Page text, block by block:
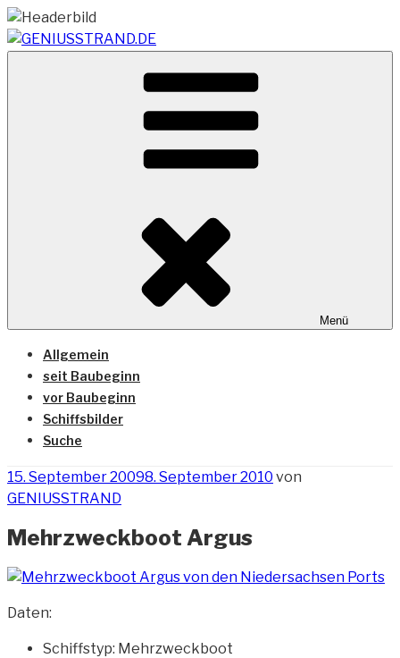
Zum
Inhalt
springen
GENIUSSTRAND.DE
Vom Geniusstrand zum JadeWeserPort/Container
Terminal Wilhelmshaven
Menü
Allgemein
seit Baubeginn
vor Baubeginn
Schiffsbilder
Suche
Veröffentlicht
am
15. September 20098. September 2010 von
GENIUSSTRAND
Mehrzweckboot Argus
Daten:
Schiffstyp: Mehrzweckboot